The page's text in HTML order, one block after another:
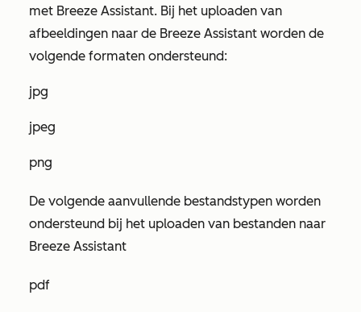
met Breeze Assistant. Bij het uploaden van
afbeeldingen naar de Breeze Assistant worden de
volgende formaten ondersteund:
jpg
jpeg
png
De volgende aanvullende bestandstypen worden
ondersteund bij het uploaden van bestanden naar
Breeze Assistant
pdf